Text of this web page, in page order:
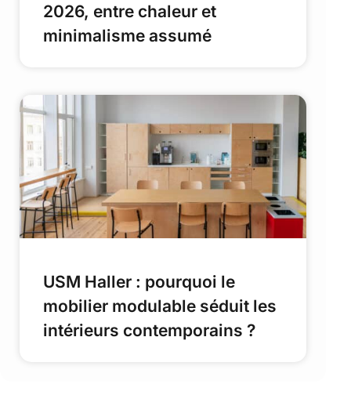
2026, entre chaleur et
minimalisme assumé
USM Haller : pourquoi le
mobilier modulable séduit les
intérieurs contemporains ?